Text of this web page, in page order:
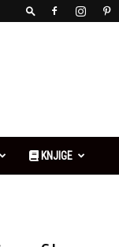
KNJIGE